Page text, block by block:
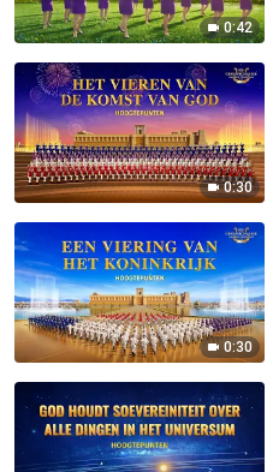
0:42
0:30
0:30